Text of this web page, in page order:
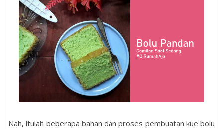
Nah, itulah beberapa bahan dan proses pembuatan kue bolu